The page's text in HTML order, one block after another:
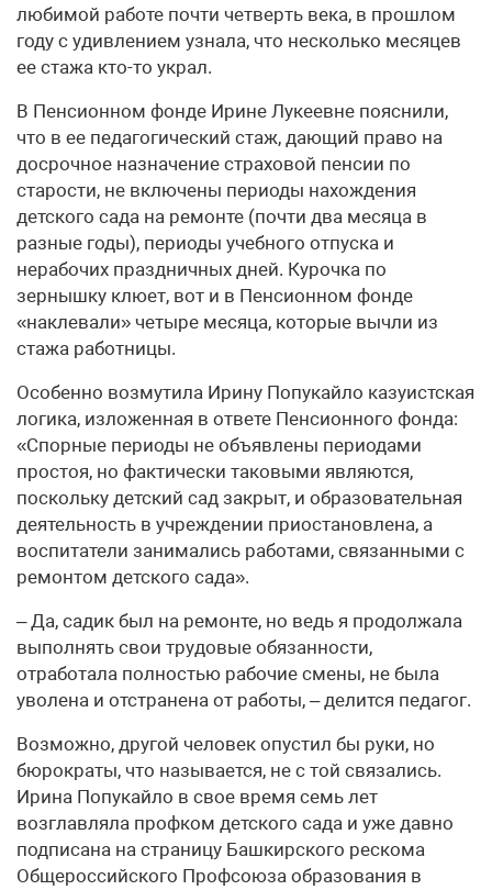
любимой работе почти четверть века, в прошлом
году с удивлением узнала, что несколько месяцев
ее стажа кто-то украл.
В Пенсионном фонде Ирине Лукеевне пояснили,
что в ее педагогический стаж, дающий право на
досрочное назначение страховой пенсии по
старости, не включены периоды нахождения
детского сада на ремонте (почти два месяца в
разные годы), периоды учебного отпуска и
нерабочих праздничных дней. Курочка по
зернышку клюет, вот и в Пенсионном фонде
«наклевали» четыре месяца, которые вычли из
стажа работницы.
Особенно возмутила Ирину Попукайло казуистская
логика, изложенная в ответе Пенсионного фонда:
«Спорные периоды не объявлены периодами
простоя, но фактически таковыми являются,
поскольку детский сад закрыт, и образовательная
деятельность в учреждении приостановлена, а
воспитатели занимались работами, связанными с
ремонтом детского сада».
– Да, садик был на ремонте, но ведь я продолжала
выполнять свои трудовые обязанности,
отработала полностью рабочие смены, не была
уволена и отстранена от работы, – делится педагог.
Возможно, другой человек опустил бы руки, но
бюрократы, что называется, не с той связались.
Ирина Попукайло в свое время семь лет
возглавляла профком детского сада и уже давно
подписана на страницу Башкирского рескома
Общероссийского Профсоюза образования в